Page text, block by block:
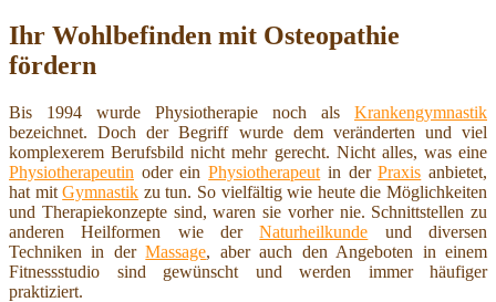
Ihr Wohlbefinden mit Osteopathie
fördern
Bis 1994 wurde Physiotherapie noch als Krankengymnastik
bezeichnet. Doch der Begriff wurde dem veränderten und viel
komplexerem Berufsbild nicht mehr gerecht. Nicht alles, was eine
Physiotherapeutin oder einPhysiotherapeut in derPraxis anbietet,
hat mitGymnastik zu tun. So vielfältig wie heute die Möglichkeiten
und Therapiekonzepte sind, waren sie vorher nie. Schnittstellen zu
anderen Heilformen wie derNaturheilkunde und diversen
Techniken in derMassage, aber auch den Angeboten in einem
Fitnessstudio sind gewünscht und werden immer häufiger
praktiziert.